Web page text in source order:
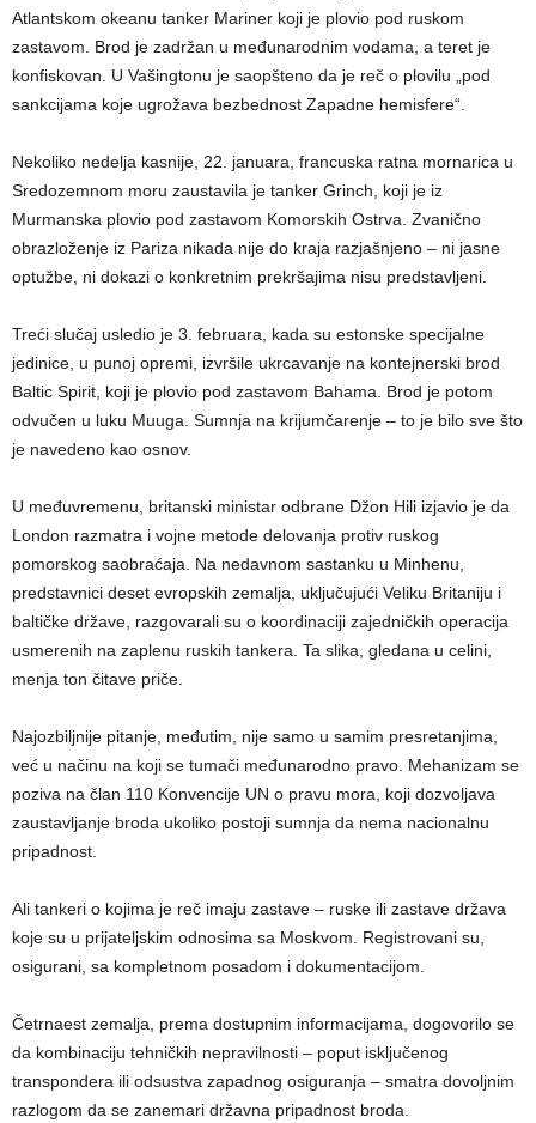
Atlantskom okeanu tanker Mariner koji je plovio pod ruskom
zastavom. Brod je zadržan u međunarodnim vodama, a teret je
konfiskovan. U Vašingtonu je saopšteno da je reč o plovilu „pod
sankcijama koje ugrožava bezbednost Zapadne hemisfere“.
Nekoliko nedelja kasnije, 22. januara, francuska ratna mornarica u
Sredozemnom moru zaustavila je tanker Grinch, koji je iz
Murmanska plovio pod zastavom Komorskih Ostrva. Zvanično
obrazloženje iz Pariza nikada nije do kraja razjašnjeno – ni jasne
optužbe, ni dokazi o konkretnim prekršajima nisu predstavljeni.
Treći slučaj usledio je 3. februara, kada su estonske specijalne
jedinice, u punoj opremi, izvršile ukrcavanje na kontejnerski brod
Baltic Spirit, koji je plovio pod zastavom Bahama. Brod je potom
odvučen u luku Muuga. Sumnja na krijumčarenje – to je bilo sve što
je navedeno kao osnov.
U međuvremenu, britanski ministar odbrane Džon Hili izjavio je da
London razmatra i vojne metode delovanja protiv ruskog
pomorskog saobraćaja. Na nedavnom sastanku u Minhenu,
predstavnici deset evropskih zemalja, uključujući Veliku Britaniju i
baltičke države, razgovarali su o koordinaciji zajedničkih operacija
usmerenih na zaplenu ruskih tankera. Ta slika, gledana u celini,
menja ton čitave priče.
Najozbiljnije pitanje, međutim, nije samo u samim presretanjima,
već u načinu na koji se tumači međunarodno pravo. Mehanizam se
poziva na član 110 Konvencije UN o pravu mora, koji dozvoljava
zaustavljanje broda ukoliko postoji sumnja da nema nacionalnu
pripadnost.
Ali tankeri o kojima je reč imaju zastave – ruske ili zastave država
koje su u prijateljskim odnosima sa Moskvom. Registrovani su,
osigurani, sa kompletnom posadom i dokumentacijom.
Četrnaest zemalja, prema dostupnim informacijama, dogovorilo se
da kombinaciju tehničkih nepravilnosti – poput isključenog
transpondera ili odsustva zapadnog osiguranja – smatra dovoljnim
razlogom da se zanemari državna pripadnost broda.